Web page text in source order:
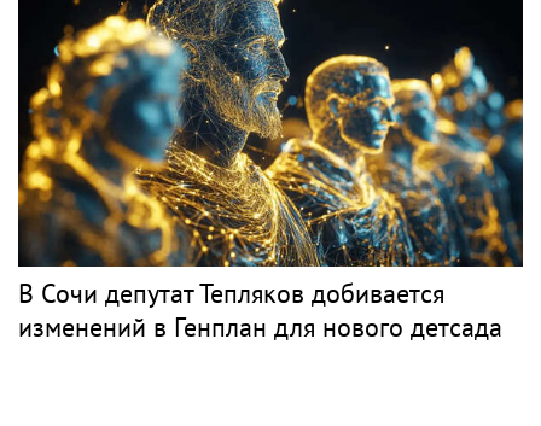
В Сочи депутат Тепляков добивается
изменений в Генплан для нового детсада